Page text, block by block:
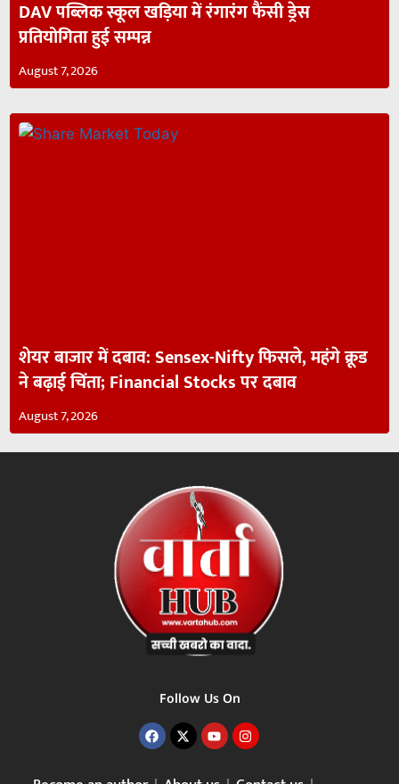
DAV पब्लिक स्कूल खड़िया में रंगारंग फैंसी ड्रेस
प्रतियोगिता हुई सम्पन्न
August 7, 2026
शेयर बाजार में दबाव: Sensex-Nifty फिसले, महंगे क्रूड
ने बढ़ाई चिंता; Financial Stocks पर दबाव
August 7, 2026
Follow Us On